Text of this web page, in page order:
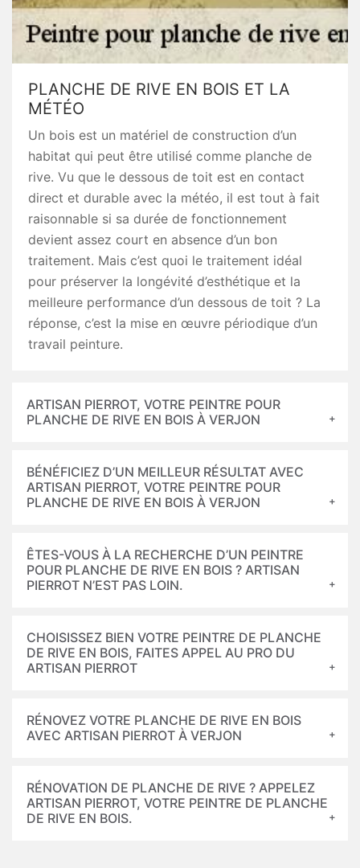
PLANCHE DE RIVE EN BOIS ET LA
MÉTÉO
Un bois est un matériel de construction d’un
habitat qui peut être utilisé comme planche de
rive. Vu que le dessous de toit est en contact
direct et durable avec la météo, il est tout à fait
raisonnable si sa durée de fonctionnement
devient assez court en absence d’un bon
traitement. Mais c’est quoi le traitement idéal
pour préserver la longévité d’esthétique et la
meilleure performance d’un dessous de toit ? La
réponse, c’est la mise en œuvre périodique d’un
travail peinture.
ARTISAN PIERROT, VOTRE PEINTRE POUR
PLANCHE DE RIVE EN BOIS À VERJON
BÉNÉFICIEZ D’UN MEILLEUR RÉSULTAT AVEC
ARTISAN PIERROT, VOTRE PEINTRE POUR
PLANCHE DE RIVE EN BOIS À VERJON
ÊTES-VOUS À LA RECHERCHE D’UN PEINTRE
POUR PLANCHE DE RIVE EN BOIS ? ARTISAN
PIERROT N’EST PAS LOIN.
CHOISISSEZ BIEN VOTRE PEINTRE DE PLANCHE
DE RIVE EN BOIS, FAITES APPEL AU PRO DU
ARTISAN PIERROT
RÉNOVEZ VOTRE PLANCHE DE RIVE EN BOIS
AVEC ARTISAN PIERROT À VERJON
RÉNOVATION DE PLANCHE DE RIVE ? APPELEZ
ARTISAN PIERROT, VOTRE PEINTRE DE PLANCHE
DE RIVE EN BOIS.